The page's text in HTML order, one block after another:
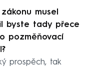
musel
byste tady přece
pozměňovací
prospěch, tak